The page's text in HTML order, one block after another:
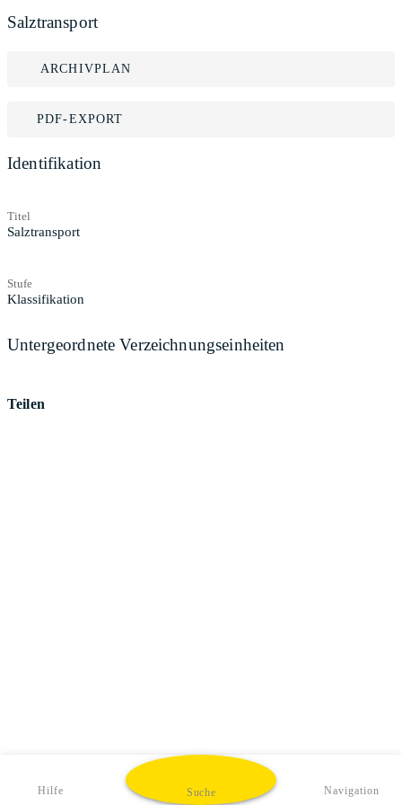
Salztransport
ARCHIVPLAN
PDF-EXPORT
Identifikation
Titel
Salztransport
Stufe
Klassifikation
Untergeordnete Verzeichnungseinheiten
Teilen
Hilfe Suche Navigation